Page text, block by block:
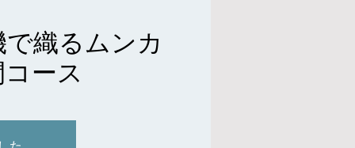
織るムンカ
ース